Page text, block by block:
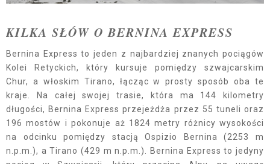
KILKA SŁÓW O BERNINA EXPRESS
Bernina Express to jeden z najbardziej znanych pociągów
Kolei Retyckich, który kursuje pomiędzy szwajcarskim
Chur, a włoskim Tirano, łącząc w prosty sposób oba te
kraje. Na całej swojej trasie, która ma 144 kilometry
długości, Bernina Express przejeżdża przez 55 tuneli oraz
196 mostów i pokonuje aż 1824 metry różnicy wysokości
na odcinku pomiędzy stacją Ospizio Bernina (2253 m
n.p.m.), a Tirano (429 m n.p.m.). Bernina Express to jedyny